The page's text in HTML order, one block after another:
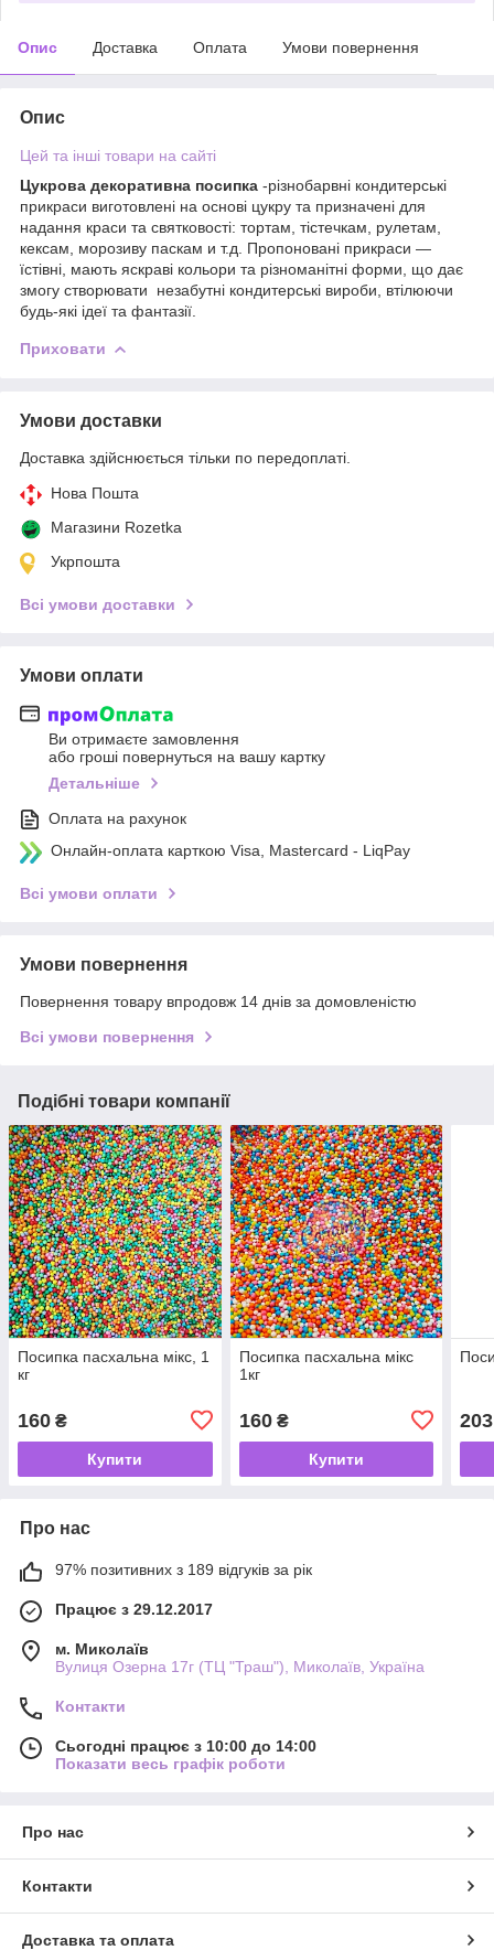
Опис Доставка Оплата Умови повернення
Опис
Цей та інші товари на сайті
Цукрова декоративна посипка -різнобарвні кондитерські
прикраси виготовлені на основі цукру та призначені для
надання краси та святковості: тортам, тістечкам, рулетам,
кексам, морозиву паскам и т.д. Пропоновані прикраси —
їстівні, мають яскраві кольори та різноманітні форми, що дає
змогу створювати незабутні кондитерські вироби, втілюючи
будь-які ідеї та фантазії.
Приховати
Умови доставки
Доставка здійснюється тільки по передоплаті.
Нова Пошта
Магазини Rozetka
Укрпошта
Всі умови доставки
Умови оплати
Ви отримаєте замовлення
або гроші повернуться на вашу картку
Детальніше
Оплата на рахунок
Онлайн-оплата карткою Visa, Mastercard - LiqPay
Всі умови оплати
Умови повернення
Повернення товару впродовж 14 днів за домовленістю
Всі умови повернення
Подібні товари компанії
Посипка пасхальна мікс, 1
кг
160 ₴
Купити
Посипка пасхальна мікс
1кг
160₴
Купити
203
Про нас
97% позитивних з 189 відгуків за рік
Працює з 29.12.2017
м. Миколаїв
Вулиця Озерна 17г (ТЦ "Траш"), Миколаїв, Україна
Контакти
Сьогодні працює з 10:00 до 14:00
Показати весь графік роботи
Про нас
Контакти
Доставка та оплата